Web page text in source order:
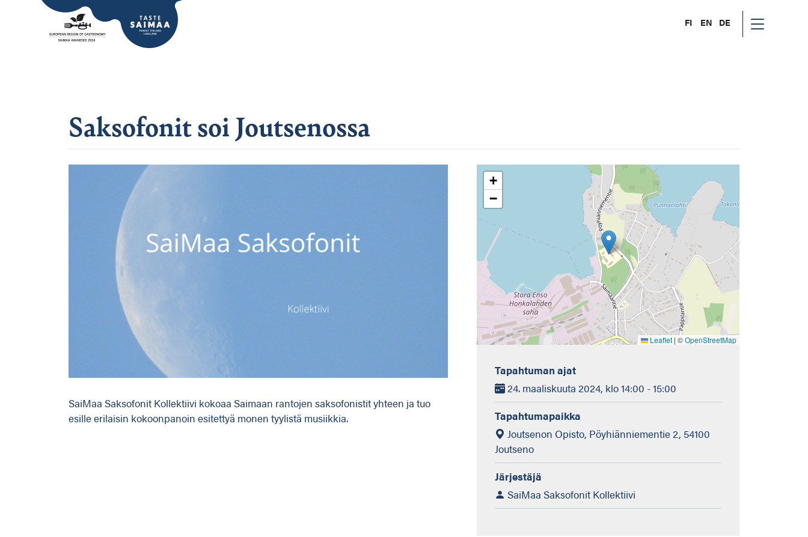
FI EN DE
Saksofonit soi Joutsenossa
SaiMaa Saksofonit Kollektiivi kokoaa Saimaan rantojen saksofonistit yhteen ja tuo
esille erilaisin kokoonpanoin esitettyä monen tyylistä musiikkia.
+
−
Leaflet | ©OpenStreetMap
Tapahtuman ajat
24. maaliskuuta 2024, klo 14:00 - 15:00
Tapahtumapaikka
Joutsenon Opisto, Pöyhiänniementie 2, 54100
Joutseno
Järjestäjä
SaiMaa Saksofonit Kollektiivi